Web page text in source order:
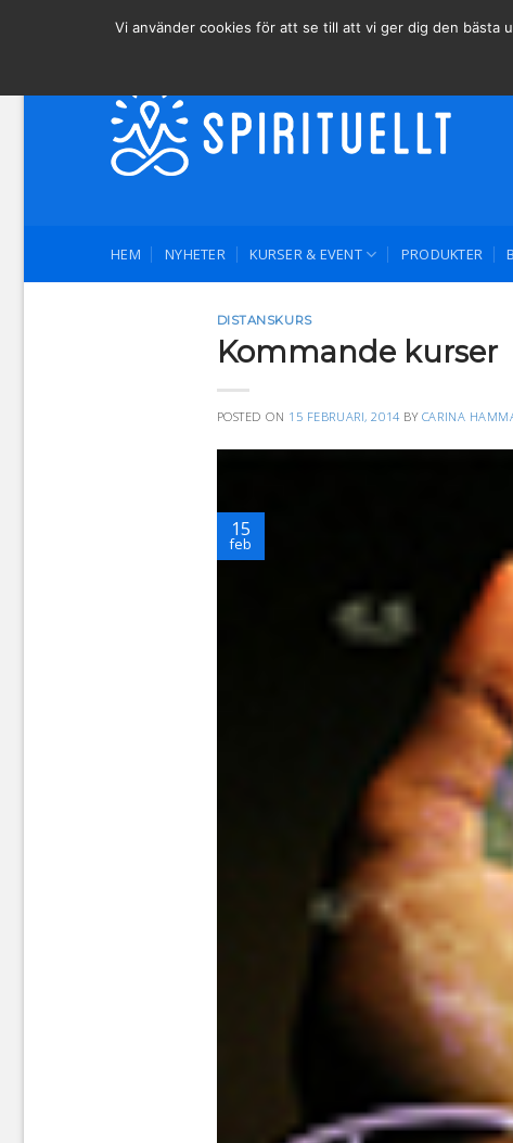
Behöver du hjälp? Ring oss på 0761-70 25 55.
HEM NYHETER KURSER & EVENT PRODUKTER
DISTANSKURS
Kommande kurser
POSTED ON 15 FEBRUARI, 2014 BY CARINA
15
feb
Vi använder cookies för att se till att vi ger dig den bästa